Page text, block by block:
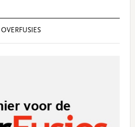
OVERFUSIES